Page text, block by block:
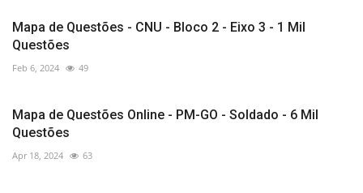
Mapa de Questões - CNU - Bloco 2 - Eixo 3 - 1 Mil
Questões
Feb 6, 2024 49
Mapa de Questões Online - PM-GO - Soldado - 6 Mil
Questões
Apr 18, 2024 63